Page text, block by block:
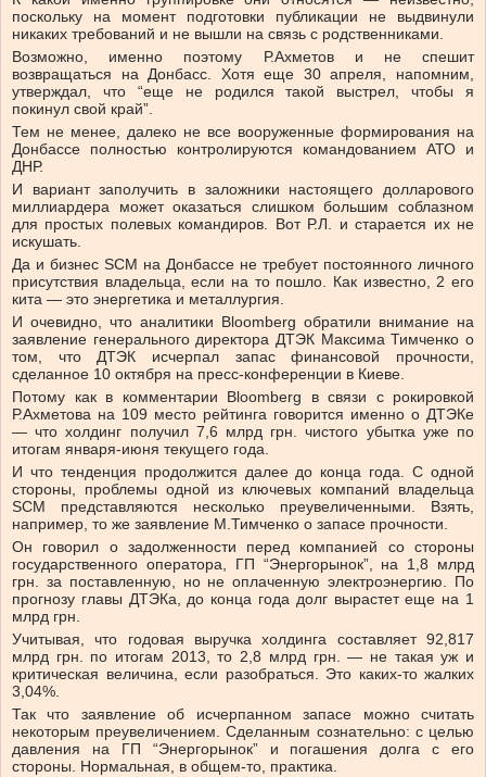
поскольку на момент подготовки публикации не выдвинули
никаких требований и не вышли на связь с родственниками.
Возможно, именно поэтому Р.Ахметов и не спешит
возвращаться на Донбасс. Хотя еще 30 апреля, напомним,
утверждал, что “еще не родился такой выстрел, чтобы я
покинул свой край”.
Тем не менее, далеко не все вооруженные формирования на
Донбассе полностью контролируются командованием АТО и
ДНР.
И вариант заполучить в заложники настоящего долларового
миллиардера может оказаться слишком большим соблазном
для простых полевых командиров. Вот Р.Л. и старается их не
искушать.
Да и бизнес SCM на Донбассе не требует постоянного личного
присутствия владельца, если на то пошло. Как известно, 2 его
кита — это энергетика и металлургия.
И очевидно, что аналитики Bloomberg обратили внимание на
заявление генерального директора ДТЭК Максима Тимченко о
том, что ДТЭК исчерпал запас финансовой прочности,
сделанное 10 октября на пресс-конференции в Киеве.
Потому как в комментарии Bloomberg в связи с рокировкой
Р.Ахметова на 109 место рейтинга говорится именно о ДТЭКе
— что холдинг получил 7,6 млрд грн. чистого убытка уже по
итогам января-июня текущего года.
И что тенденция продолжится далее до конца года. С одной
стороны, проблемы одной из ключевых компаний владельца
SCM представляются несколько преувеличенными. Взять,
например, то же заявление М.Тимченко о запасе прочности.
Он говорил о задолженности перед компанией со стороны
государственного оператора, ГП “Энергорынок”, на 1,8 млрд
грн. за поставленную, но не оплаченную электроэнергию. По
прогнозу главы ДТЭКа, до конца года долг вырастет еще на 1
млрд грн.
Учитывая, что годовая выручка холдинга составляет 92,817
млрд грн. по итогам 2013, то 2,8 млрд грн. — не такая уж и
критическая величина, если разобраться. Это каких-то жалких
3,04%.
Так что заявление об исчерпанном запасе можно считать
некоторым преувеличением. Сделанным сознательно: с целью
давления на ГП “Энергорынок” и погашения долга с его
стороны. Нормальная, в общем-то, практика.